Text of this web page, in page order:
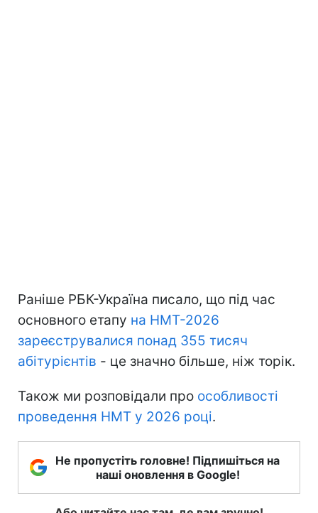
Раніше РБК-Україна писало, що під час
основного етапу на НМТ-2026
зареєструвалися понад 355 тисяч
абітурієнтів - це значно більше, ніж торік.
Також ми розповідали про особливості
проведення НМТ у 2026 році.
Не пропустіть головне! Підпишіться на
наші оновлення в Google!